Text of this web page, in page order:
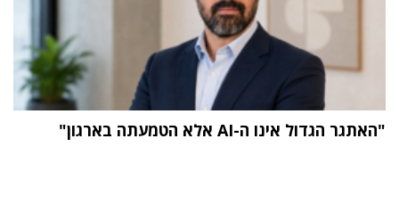
"האתגר הגדול אינו ה-AI אלא הטמעתה בארגון"